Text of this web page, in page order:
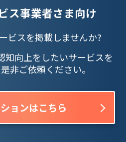
ス事業者さま向け
ビスを掲載しませんか?
知向上をしたいサービスを
非ご依頼ください。
ョンはこちら